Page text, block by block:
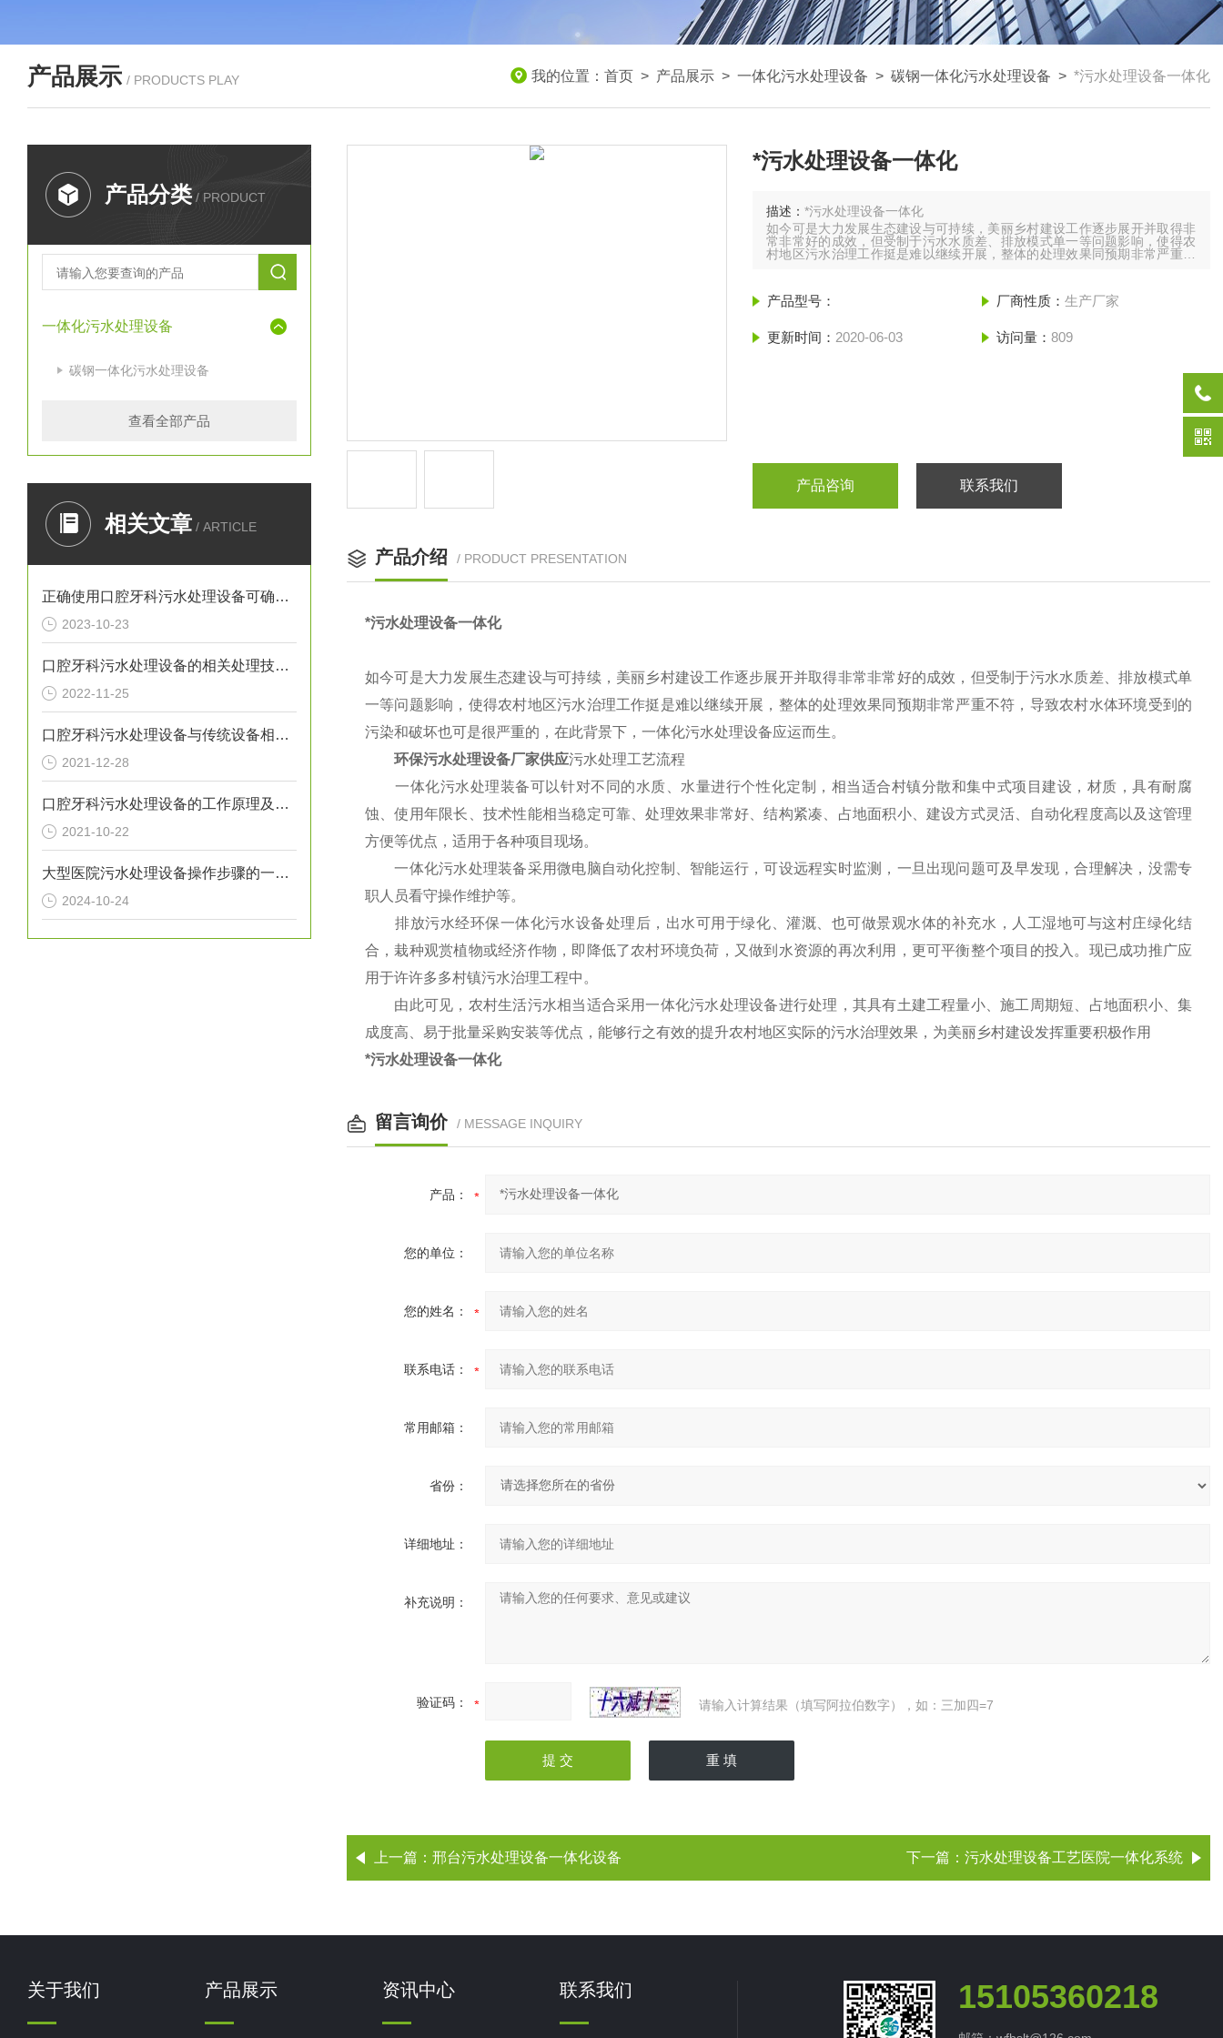
产品展示 / PRODUCTS PLAY 我的位置： 首页 > 产品展示 > 一体化污水处理设备 > 碳钢一体化污水处理设备 > *污水处理设备一体化
产品分类 / PRODUCT
一体化污水处理设备
碳钢一体化污水处理设备
查看全部产品
相关文章 / ARTICLE
正确使用口腔牙科污水处理设备可确保处理效果
2023-10-23
口腔牙科污水处理设备的相关处理技术介绍
2022-11-25
口腔牙科污水处理设备与传统设备相比的优势介绍
2021-12-28
口腔牙科污水处理设备的工作原理及出故障时需采取的措施介绍
2021-10-22
大型医院污水处理设备操作步骤的一般指南
2024-10-24
*污水处理设备一体化
描述：*污水处理设备一体化
如今可是大力发展生态建设与可持续，美丽乡村建设工作逐步展开并取得非
常非常好的成效，但受制于污水水质差、排放模式单一等问题影响，使得农
村地区污水治理工作挺是难以继续开展，整体的处理效果同预期非常严重不
环保污水处理设备厂家供应污水处理工艺流程
一体化污水处理装备可以针对
产品型号： 厂商性质： 生产厂家
更新时间： 2020-06-03 访问量： 809
产品咨询 联系我们
产品介绍 / PRODUCT PRESENTATION
*污水处理设备一体化
如今可是大力发展生态建设与可持续，美丽乡村建设工作逐步展开并取得非常非常好的成效，但受制于污水水质差、排放模式单
一等问题影响，使得农村地区污水治理工作挺是难以继续开展，整体的处理效果同预期非常严重不符，导致农村水体环境受到的
污染和破坏也可是很严重的，在此背景下，一体化污水处理设备应运而生。
环保污水处理设备厂家供应污水处理工艺流程
一体化污水处理装备可以针对不同的水质、水量进行个性化定制，相当适合村镇分散和集中式项目建设，材质，具有耐腐
蚀、使用年限长、技术性能相当稳定可靠、处理效果非常好、结构紧凑、占地面积小、建设方式灵活、自动化程度高以及这管理
方便等优点，适用于各种项目现场。
一体化污水处理装备采用微电脑自动化控制、智能运行，可设远程实时监测，一旦出现问题可及早发现，合理解决，没需专
职人员看守操作维护等。
排放污水经环保一体化污水设备处理后，出水可用于绿化、灌溉、也可做景观水体的补充水，人工湿地可与这村庄绿化结
合，栽种观赏植物或经济作物，即降低了农村环境负荷，又做到水资源的再次利用，更可平衡整个项目的投入。现已成功推广应
用于许许多多村镇污水治理工程中。
由此可见，农村生活污水相当适合采用一体化污水处理设备进行处理，其具有土建工程量小、施工周期短、占地面积小、集
成度高、易于批量采购安装等优点，能够行之有效的提升农村地区实际的污水治理效果，为美丽乡村建设发挥重要积极作用
*污水处理设备一体化
留言询价 / MESSAGE INQUIRY
产品：
您的单位：
您的姓名：
联系电话：
常用邮箱：
省份：
详细地址：
补充说明：
验证码： 请输入计算结果（填写阿拉伯数字），如：三加四=7
上一篇： 邢台污水处理设备一体化设备 下一篇： 污水处理设备工艺医院一体化系统
关于我们 产品展示 资讯中心 联系我们 15105360218